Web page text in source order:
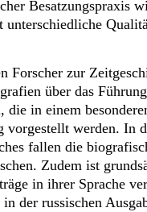
Besatzungspraxis
unterschiedliche
Forscher zur
über das
die in einem
vorgestellt werden. In
fallen die
Zudem ist
in ihrer Sprache
in der russischen